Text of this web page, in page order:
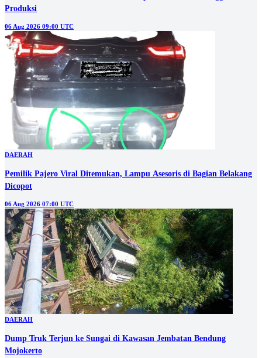
Produksi
06 Aug 2026 09:00 UTC
DAERAH
Pemilik Pajero Viral Ditemukan, Lampu Asesoris di Bagian Belakang
Dicopot
06 Aug 2026 07:00 UTC
DAERAH
Dump Truk Terjun ke Sungai di Kawasan Jembatan Bendung
Mojokerto